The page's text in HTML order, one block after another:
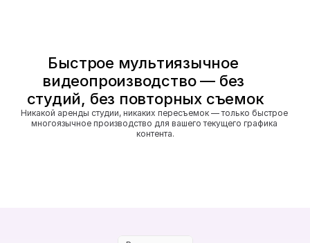
Быстрое мультиязычное
видеопроизводство — без
студий, без повторных съемок
Никакой аренды студии, никаких пересъемок — только быстрое
многоязычное производство для вашего текущего графика
контента.